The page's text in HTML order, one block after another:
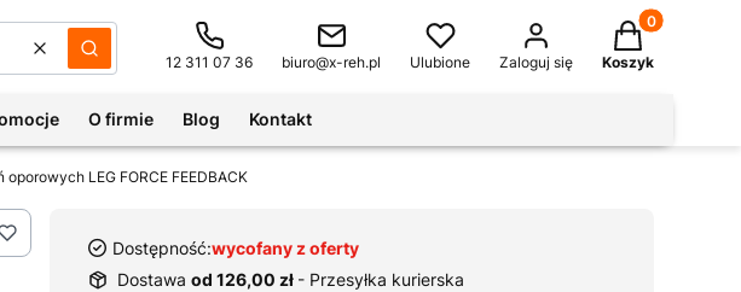
WyczyśćSzukaj 12 311 07 36 biuro@x-reh.pl Ulubione Zaloguj się
Produkty w
Koszyk
O firmie Blog Kontakt
LEG FORCE FEEDBACK
Dostępność:wycofany z oferty
Dostawa od 126,00 zł - Przesyłka kurierska